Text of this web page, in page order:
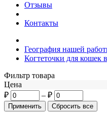
Отзывы
Контакты
География нашей
Когтеточки для кошек
Фильтр товара
Цена
₽
– ₽